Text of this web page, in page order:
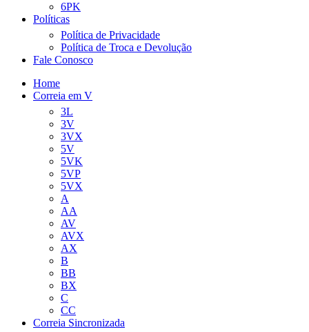
6PK
Políticas
Política de Privacidade
Política de Troca e Devolução
Fale Conosco
Home
Correia em V
3L
3V
3VX
5V
5VK
5VP
5VX
A
AA
AV
AVX
AX
B
BB
BX
C
CC
Correia Sincronizada